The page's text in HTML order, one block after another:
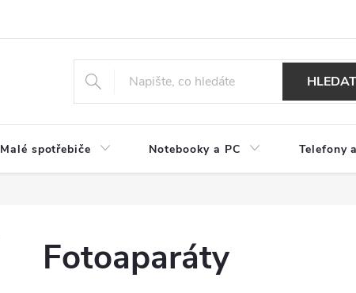
HLEDAT
Malé spotřebiče Notebooky a PC Telefony
Fotoaparáty